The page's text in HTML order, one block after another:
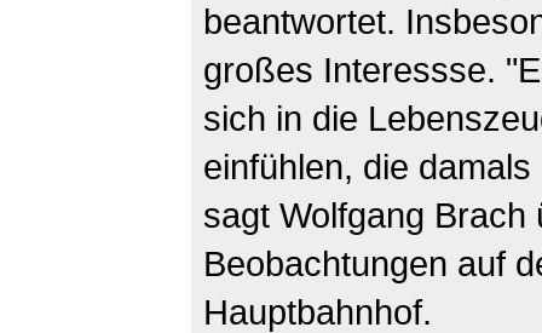
beantwortet.
großes Interessse.
sich in die
einfühlen, die
sagt Wolfgang Brach
Beobachtungen auf
Hauptbahnhof.